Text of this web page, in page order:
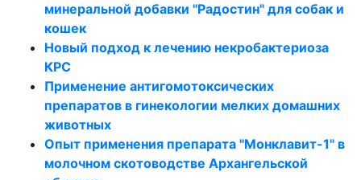
минеральной добавки "Радостин" для собак и
кошек
Новый подход к лечению некробактериоза
КРС
Применение антигомотоксических
препаратов в гинекологии мелких домашних
животных
Опыт применения препарата "Монклавит-1" в
молочном скотоводстве Архангельской